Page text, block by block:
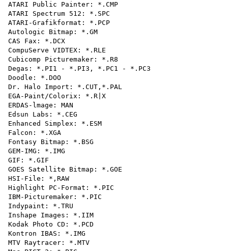
ATARI Public Painter: *.CMP
ATARI Spectrum 512: *.SPC
ATARI-Grafikformat: *.PCP
Autologic Bitmap: *.GM
CAS Fax: *.DCX
CompuServe VIDTEX: *.RLE
Cubicomp Picturemaker: *.R8
Degas: *.PI1 - *.PI3, *.PC1 - *.PC3
Doodle: *.DOO
Dr. Halo Import: *.CUT,*.PAL
EGA-Paint/Colorix: *.R|X
ERDAS-lmage: MAN
Edsun Labs: *.CEG
Enhanced Simplex: *.ESM
Falcon: *.XGA
Fontasy Bitmap: *.BSG
GEM-IMG: *.IMG
GIF: *.GIF
GOES Satellite Bitmap: *.GOE
HSI-File: *,RAW
Highlight PC-Format: *.PIC
IBM-Picturemaker: *.PIC
Indypaint: *.TRU
Inshape Images: *.IIM
Kodak Photo CD: *.PCD
Kontron IBAS: *.IMG
MTV Raytracer: *.MTV